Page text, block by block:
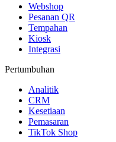
Webshop
Pesanan QR
Tempahan
Kiosk
Integrasi
Pertumbuhan
Analitik
CRM
Kesetiaan
Pemasaran
TikTok Shop